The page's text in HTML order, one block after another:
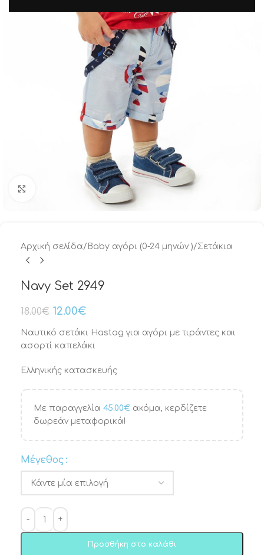
Αρχική σελίδα/ Baby αγόρι (0-24 μηνών )/Σετάκια
Navy Set 2949
18.00€ 12.00€
Ναυτικό σετάκι Hastag για αγόρι με τιράντες και
ασορτί καπελάκι
Ελληνικής κατασκευής
Με παραγγελία 45.00€ ακόμα, κερδίζετε
δωρεάν μεταφορικά!
Μέγεθος
Προσθήκη στο καλάθι